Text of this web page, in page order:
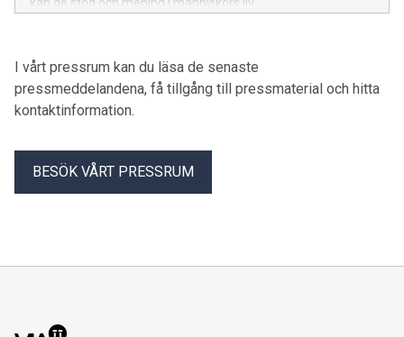
I vårt pressrum kan du läsa de senaste
pressmeddelandena, få tillgång till pressmaterial och hitta
kontaktinformation.
BESÖK VÅRT PRESSRUM